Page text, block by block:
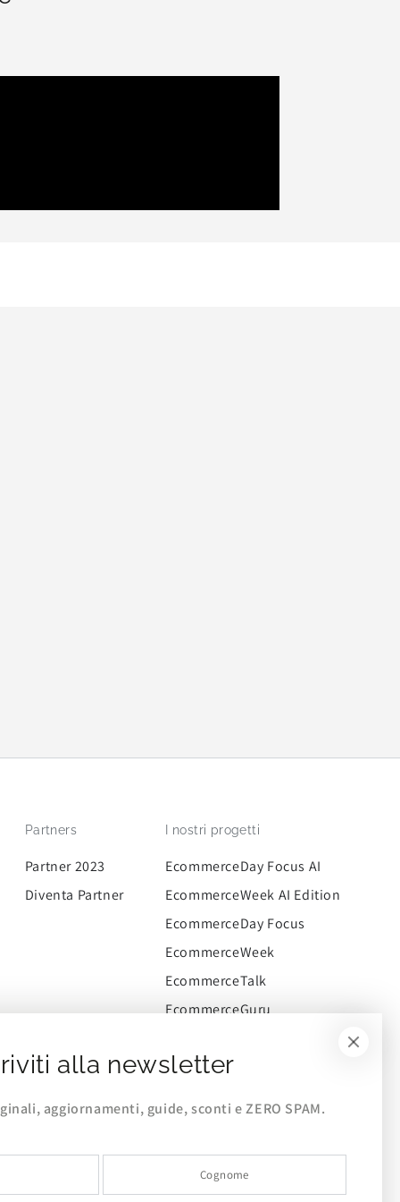
Partners
Partner 2023
Diventa Partner
I nostri progetti
EcommerceDay Focus AI
EcommerceWeek AI Edition
EcommerceDay Focus
EcommerceWeek
EcommerceTalk
EcommerceGuru
EcommerceCommunity
alla newsletter
aggiornamenti, guide, sconti e ZERO SPAM.